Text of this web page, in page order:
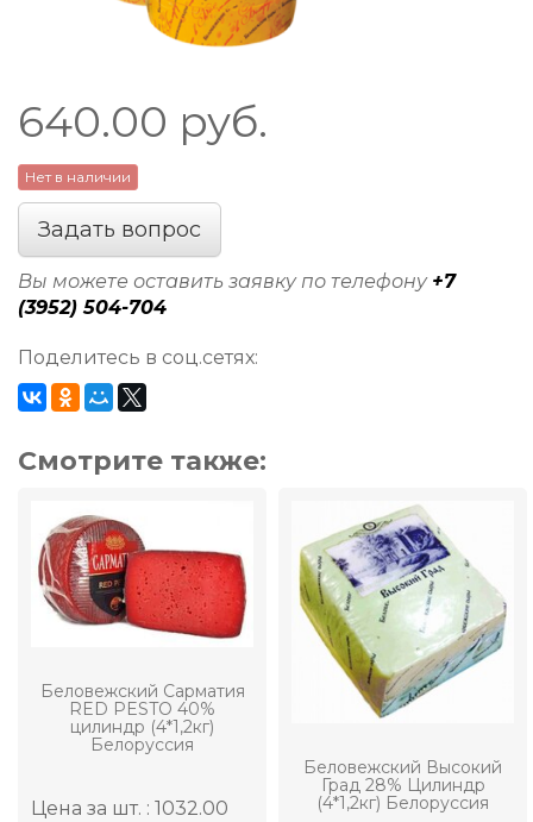
640.00 руб.
Нет в наличии
Задать вопрос
Вы можете оставить заявку по телефону +7
(3952) 504-704
Поделитесь в соц.сетях:
Смотрите также:
Беловежский Сарматия
RED PESTO 40%
цилиндр (4*1,2кг)
Белоруссия
Цена за шт. : 1032.00
Беловежский Высокий
Град 28% Цилиндр
(4*1,2кг) Белоруссия